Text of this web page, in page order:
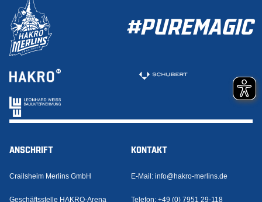
#PUREMAGIC
ANSCHRIFT
Crailsheim Merlins GmbH
Geschäftsstelle HAKRO-Arena
KONTAKT
E-Mail: info@hakro-merlins.de
Telefon: +49 (0) 7951 29-118